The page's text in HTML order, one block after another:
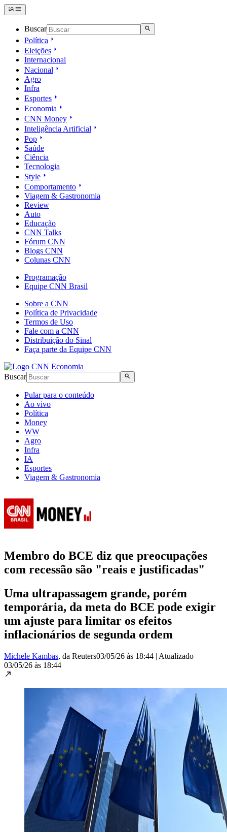
Buscar
Política
Eleições
Internacional
Nacional
Agro
Infra
Esportes
Economia
CNN Money
Inteligência Artificial
Pop
Saúde
Ciência
Tecnologia
Style
Comportamento
Viagem & Gastronomia
Review
Auto
Educação
CNN Talks
Fórum CNN
Blogs CNN
Colunas CNN
Programação
Equipe CNN Brasil
Sobre a CNN
Política de Privacidade
Termos de Uso
Fale com a CNN
Distribuição do Sinal
Faça parte da Equipe CNN
Buscar
Pular para o conteúdo
Ao vivo
Política
Money
WW
Agro
Infra
IA
Esportes
Viagem & Gastronomia
Membro do BCE diz que preocupações
com recessão são "reais e justificadas"
Uma ultrapassagem grande, porém
temporária, da meta do BCE pode exigir
um ajuste para limitar os efeitos
inflacionários de segunda ordem
Michele Kambas, da Reuters03/05/26 às 18:44 | Atualizado
03/05/26 às 18:44